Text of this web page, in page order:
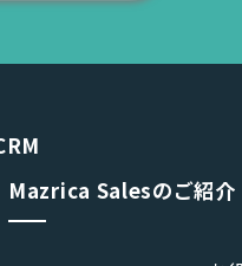
Mazrica Salesのご紹介